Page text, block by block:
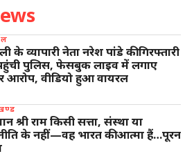
के व्यापारी नेता नरेश पांडे की गिरफ्तारी
पुलिस, फेसबुक लाइव में लगाए
आरोप, वीडियो हुआ वायरल
श्री राम किसी सत्ता, संस्था या
के नहीं—वह भारत की आत्मा हैं…पूरन